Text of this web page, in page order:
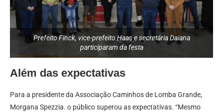
Prefeito Finck, vice-prefeito Haas e secretária Daiana
participaram da festa
Além das expectativas
Para a presidente da Associação Caminhos de Lomba Grande,
Morgana Spezzia. o público superou as expectativas. “Mesmo